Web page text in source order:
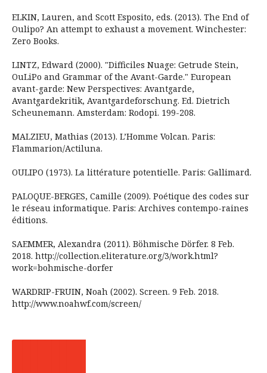
ELKIN, Lauren, and Scott Esposito, eds. (2013). The End of
Oulipo? An attempt to exhaust a movement. Winchester:
Zero Books.
LINTZ, Edward (2000). "Difficiles Nuage: Getrude Stein,
OuLiPo and Grammar of the Avant-Garde." European
avant-garde: New Perspectives: Avantgarde,
Avantgardekritik, Avantgardeforschung. Ed. Dietrich
Scheunemann. Amsterdam: Rodopi. 199-208.
MALZIEU, Mathias (2013). L’Homme Volcan. Paris:
Flammarion/Actiluna.
OULIPO (1973). La littérature potentielle. Paris: Gallimard.
PALOQUE-BERGES, Camille (2009). Poétique des codes sur
le réseau informatique. Paris: Archives contempo-raines
éditions.
SAEMMER, Alexandra (2011). Böhmische Dörfer. 8 Feb.
2018. http://collection.eliterature.org/3/work.html?
work=bohmische-dorfer
WARDRIP-FRUIN, Noah (2002). Screen. 9 Feb. 2018.
http://www.noahwf.com/screen/